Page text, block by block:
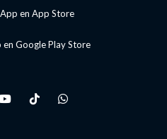
en App Store
en Google Play Store